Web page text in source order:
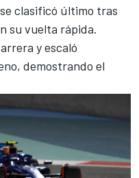
clasificó último tras
su vuelta rápida.
y escaló
demostrando el